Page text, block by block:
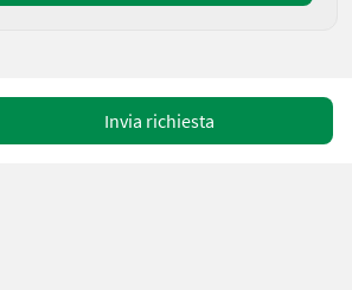
Invia richiesta